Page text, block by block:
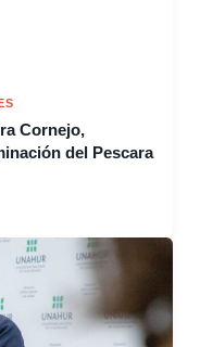
Cornejo,
del Pescara